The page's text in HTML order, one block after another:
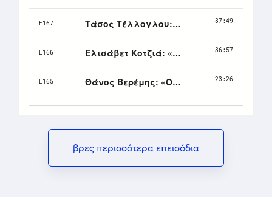
βρες περισσότερα επεισόδια